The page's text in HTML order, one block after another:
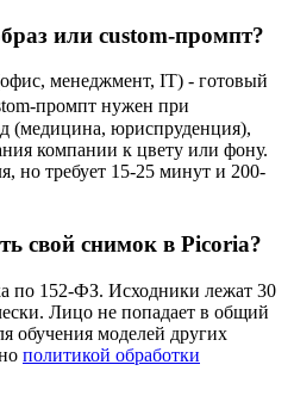
или custom-промпт?
менеджмент, IT) - готовый
промпт нужен при
(медицина, юриспруденция),
компании к цвету или фону.
но требует 15-25 минут и 200-
свой снимок в Picoria?
по 152-ФЗ. Исходники лежат 30
Лицо не попадает в общий
обучения моделей других
политикой обработки